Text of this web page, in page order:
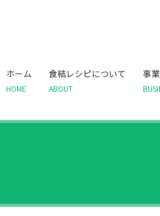
ホーム
HOME
食結レシピについて
ABOUT
事